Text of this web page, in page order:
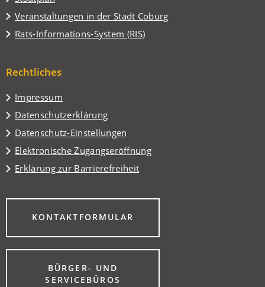
in
einem
neuen
Veranstaltungen in der Stadt Coburg
(Öffnet
in
einem
Tab)
Rats-Informations-System (RIS)
(Öffnet
neuen
Rechtliches
Impressum
Datenschutzerklärung
Datenschutz-Einstellungen
Elektronische Zugangseröffnung
Erklärung zur Barrierefreiheit
KONTAKTFORMULAR
(ÖFFNET
EINEM
NEUEN
BÜRGER- UND
SERVICEBÜROS
(ÖFFNET